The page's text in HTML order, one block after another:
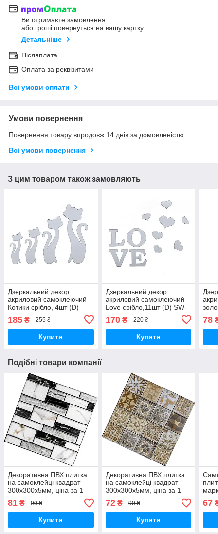
Ви отримаєте замовлення
або гроші повернуться на вашу картку
Детальніше
Післяплата
Оплата за реквізитами
Всі умови оплати
Умови повернення
Повернення товару впродовж 14 днів за домовленістю
Всі умови повернення
З цим товаром також замовляють
Дзеркальний декор
акриловий самоклеючий
Котики срібло, 4шт (D)
185 ₴ 255 ₴
Купити
Дзеркальний декор
акриловий самоклеючий
Love срібло,11шт (D) SW-
170₴ 220 ₴
Купити
78
Подібні товари компанії
Декоративна ПВХ плитка
на самоклейці квадрат
300х300х5мм, ціна за 1
шт. (СПП-602) SW-
00000669
81 ₴ 90 ₴
Купити
Декоративна ПВХ плитка
на самоклейці квадрат
300х300х5мм, ціна за 1
шт. (СПП-604) SW-
00000671
72₴ 90 ₴
Купити
67